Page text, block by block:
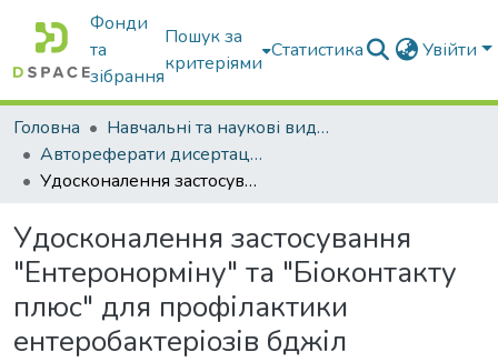
Фонди
та
зібрання
Пошук за
критеріями
Статистика Увійти
Головна
Навчальні та наукові видання
Автореферати дисертацій та дисертації
Удосконалення застосування "Ентеронорміну" та "Біоконтакту плюс" для профілактики ентеробактеріозів бджіл
Удосконалення застосування
"Ентеронорміну" та "Біоконтакту
плюс" для профілактики
ентеробактеріозів бджіл